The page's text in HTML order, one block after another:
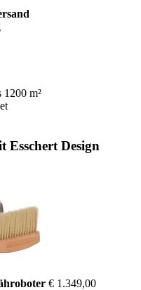
m²
Esschert Design
€ 1.349,00